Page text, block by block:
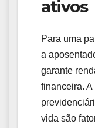
ativos
Para uma
a
garante
financeira.
vida são